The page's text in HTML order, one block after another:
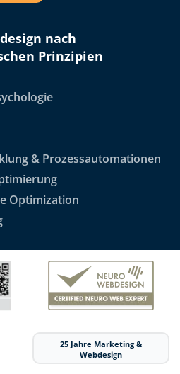
nach
Prinzipien
& Prozessautomationen
Optimization
25 Jahre Marketing &
Webdesign